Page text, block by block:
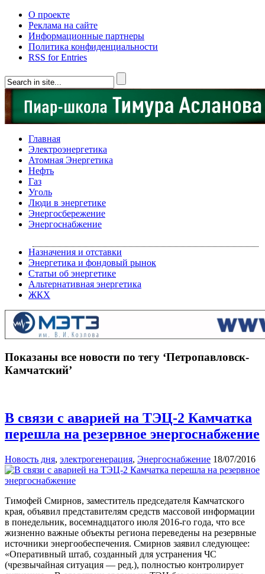
О проекте
Реклама на сайте
Информационные партнеры
Политика конфиденциальности
RSS for Entries
Главная
Электроэнергетика
Атомная Энергетика
Нефть
Газ
Уголь
Люди в энергетике
Энергосбережение
Энергоснабжение
Назначения и отставки
Энергетика и фондовый рынок
Статьи об энергетике
Альтернативная энергетика
ЖКХ
Показаны все новости по тегу ‘Петропавловск-
Камчатский’
В связи с аварией на ТЭЦ-2 Камчатка
перешла на резервное энергоснабжение
Новость дня, электрогенерация, Энергоснабжение 18/07/2016
Тимофей Смирнов, заместитель председателя Камчатского
края, объявил представителям средств массовой информации
в понедельник, восемнадцатого июля 2016-го года, что все
жизненно важные объекты региона переведены на резервные
источники энергообеспечения. Смирнов заявил следующее:
«Оперативный штаб, созданный для устранения ЧС
(чрезвычайная ситуация — ред.), полностью контролирует